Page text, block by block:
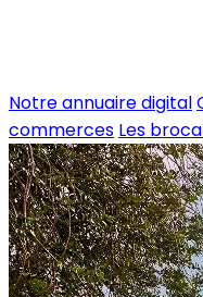
Notre annuaire digital
commerces Les